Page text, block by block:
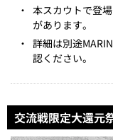
・ 本スカウトで登
があります。
・ 詳細は別途
認ください。
交流戦限定大還元